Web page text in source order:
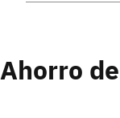
Ahorro